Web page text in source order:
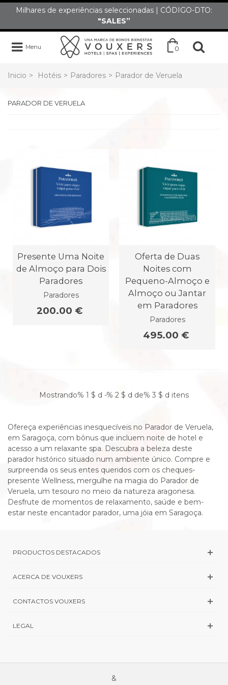
Milhares de experiências seleccionadas | CÓDIGO-DTO:
"SALES”
Menu 0
Inicio > Hotéis > Paradores > Parador de Veruela
PARADOR DE VERUELA
Presente Uma Noite
de Almoço para Dois
Paradores
Paradores
200.00 €
Oferta de Duas
Noites com
Pequeno-Almoço e
Almoço ou Jantar
em Paradores
Paradores
495.00 €
Mostrando% 1 $ d -% 2 $ d de% 3 $ d itens
Ofereça experiências inesquecíveis no Parador de Veruela,
em Saragoça, com bônus que incluem noite de hotel e
acesso a um relaxante spa. Descubra a beleza deste
parador histórico situado num ambiente único. Compre e
surpreenda os seus entes queridos com os cheques-
presente Wellness, mergulhe na magia do Parador de
Veruela, um tesouro no meio da natureza aragonesa.
Desfrute de momentos de relaxamento, saúde e bem-
estar neste encantador parador, uma jóia em Saragoça.
PRODUCTOS DESTACADOS
ACERCA DE VOUXERS
CONTACTOS VOUXERS
LEGAL
&